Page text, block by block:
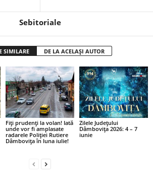
Sebitoriale
SIMILARE DE LA ACELAȘI AUTOR
Fiți prudenți la volan! Iată
unde vor fi amplasate
radarele Poliției Rutiere
Dâmbovița în luna iulie!
Zilele Județului
Dâmbovița 2026: 4 – 7
iunie